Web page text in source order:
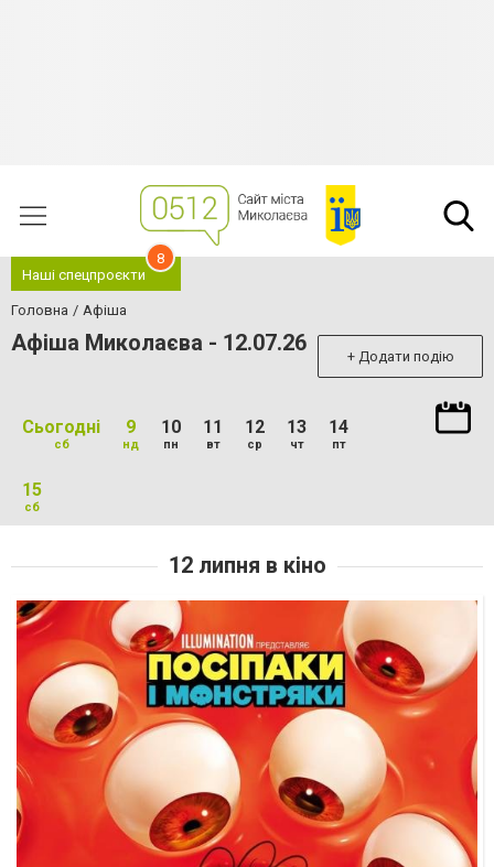
Наші спецпроєкти
8
Головна Афіша
Афіша Миколаєва - 12.07.26 + Додати подію
Сьогодні
сб
9
нд
10
пн
11
вт
12
ср
13
чт
14
пт
15
сб
12 липня в кіно